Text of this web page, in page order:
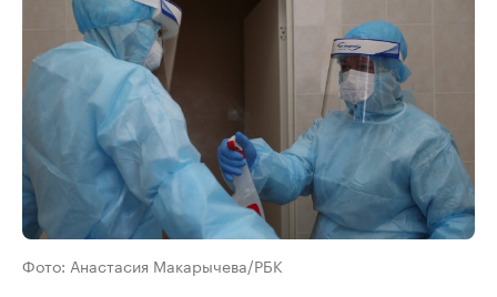
Фото: Анастасия Макарычева/РБК